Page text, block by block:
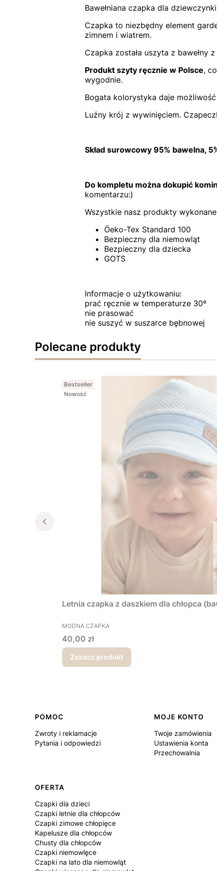
Bawełniana czapka dla
Czapka to niezbędny element
zimnem i wiatrem.
Czapka została uszyta z bawełny
Produkt szyty ręcznie w Polsce,
wygodnie.
Bogata kolorystyka daje
Luźny krój z wywinięciem.
Skład surowcowy 95% bawelna,
Do kompletu można dokupić
komentarzu:)
Wszystkie nasz produkty
Öeko-Tex Standard 100
Bezpieczny dla niemowląt
Bezpieczny dla dziecka
GOTS
Informacje o użytkowaniu:
prać ręcznie w temperaturze 30º
nie prasować
nie suszyć w suszarce bębnowej
Polecane produkty
Bestseller
Nowość
Letnia czapka z daszkiem dla chłopca
PRODUCENT
MODNA CZAPKA
Cena
40,00 zł
Zobacz produkt
Linki w stopce
POMOC
Zwroty i reklamacje
Pytania i odpowiedzi
MOJE KONTO
Twoje zamówienia
Ustawienia konta
Przechowalnia
OFERTA
Czapki dla dzieci
Czapki letnie dla chłopców
Czapki zimowe chłopięce
Kapelusze dla chłopców
Chusty dla chłopców
Czapki niemowlęce
Czapki na lato dla niemowląt